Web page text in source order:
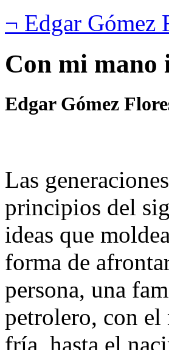
¬ Edgar Gómez
Con mi
Edgar Gómez
Las
principios del
ideas que
forma de
persona, una
petrolero, con
fría, hasta el